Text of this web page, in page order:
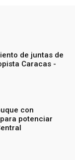
de juntas de
Caracas -
con
potenciar